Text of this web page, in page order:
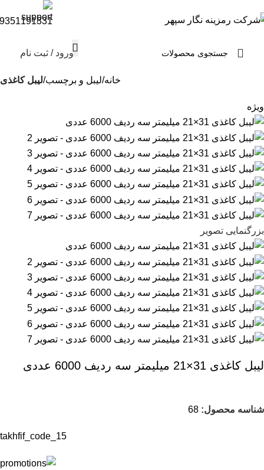
ورود / ثبت نام
خانه لیبل و برچسب لیبل کاغذی
ویژه
بزرگنمایی تصویر
لیبل کاغذی 31×21 میلیمتر سه ردیف 6000 عددی
شناسه محصول: 68
takhfif_code_15